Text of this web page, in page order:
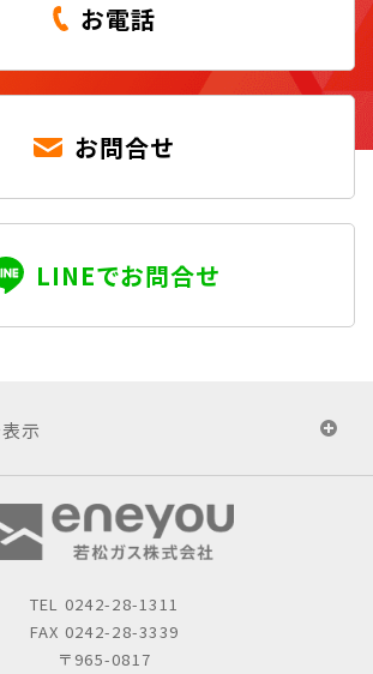
お電話
お問合せ
LINEでお問合せ
示
TEL 0242-28-1311
FAX 0242-28-3339
〒965-0817